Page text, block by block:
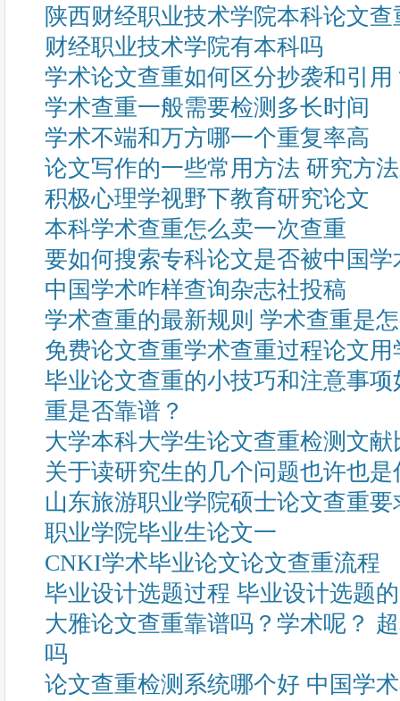
陕西财经职业技术学院本科论文
财经职业技术学院有本科吗
学术论文查重如何区分抄袭和引用
学术查重一般需要检测多长时间
学术不端和万方哪一个重复率高
论文写作的一些常用方法 研究方
积极心理学视野下教育研究论文
本科学术查重怎么卖一次查重
要如何搜索专科论文是否被中国学
中国学术咋样查询杂志社投稿
学术查重的最新规则 学术查重是
免费论文查重学术查重过程论文用
毕业论文查重的小技巧和注意事
重是否靠谱？
大学本科大学生论文查重检测文
关于读研究生的几个问题也许也
山东旅游职业学院硕士论文查重
职业学院毕业生论文一
CNKI学术毕业论文论文查重流程
毕业设计选题过程 毕业设计选题
大雅论文查重靠谱吗？学术呢？
吗
论文查重检测系统哪个好 中国学